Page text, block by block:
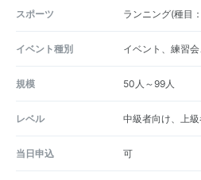
スポーツ ランニング(種目
イベント種別 イベント、練習
規模 50人～99人
レベル 中級者向け、上
当日申込 可